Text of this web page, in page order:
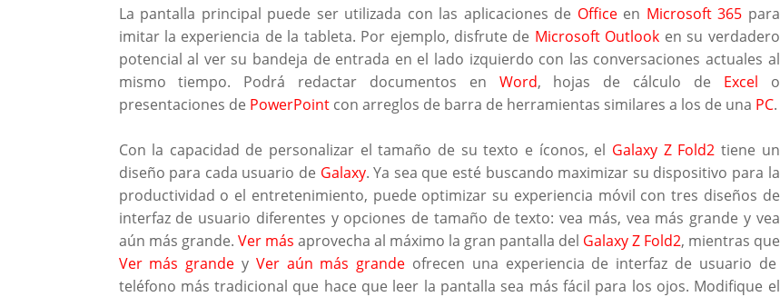
La pantalla principal puede ser utilizada con las aplicaciones de Officeen Microsoft 365 para
imitar la experiencia de la tableta. Por ejemplo, disfrute de Microsoft Outlook en su verdadero
potencial al ver su bandeja de entrada en el lado izquierdo con las conversaciones actuales al
mismo tiempo. Podrá redactar documentos en Word, hojas de cálculo de Excel o
presentaciones de PowerPoint con arreglos de barra de herramientas similares a los de una PC.
Con la capacidad de personalizar el tamaño de su texto e íconos, el Galaxy Z Fold2 tiene un
diseño para cada usuario de Galaxy. Ya sea que esté buscando maximizar su dispositivo para la
productividad o el entretenimiento, puede optimizar su experiencia móvil con tres diseños de
interfaz de usuario diferentes y opciones de tamaño de texto: vea más, vea más grande y vea
aún más grande. Ver más aprovecha al máximo la gran pantalla del Galaxy Z Fold2, mientras que
Ver más grande y Ver aún más grande ofrecen una experiencia de interfaz de usuario de
teléfono más tradicional que hace que leer la pantalla sea más fácil para los ojos. Modifique el